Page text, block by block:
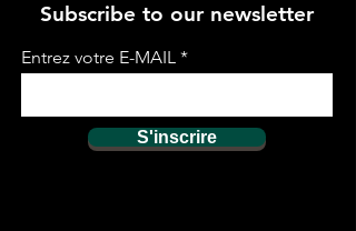
Subscribe to our newsletter
Entrez votre E-MAIL
S'inscrire